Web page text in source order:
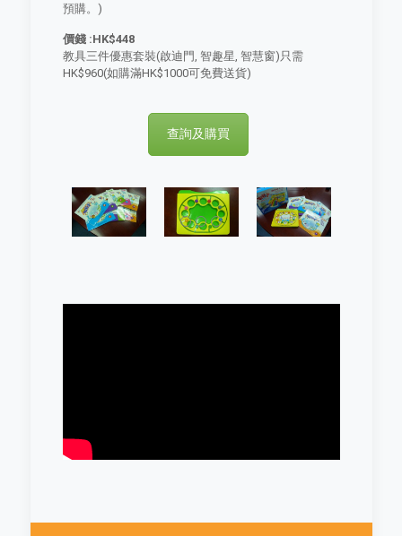
預購。)
價錢 :HK$448
教具三件優惠套裝(啟迪門, 智趣星, 智慧窗)只需
HK$960(如購滿HK$1000可免費送貨)
查詢及購買